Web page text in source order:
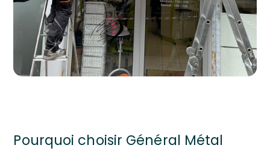
Pourquoi choisir Général Métal